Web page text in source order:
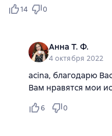
14 0
Анна Т. Ф.
4 октября 2022
acina, благодарю
Вам нравятся мои
6 0